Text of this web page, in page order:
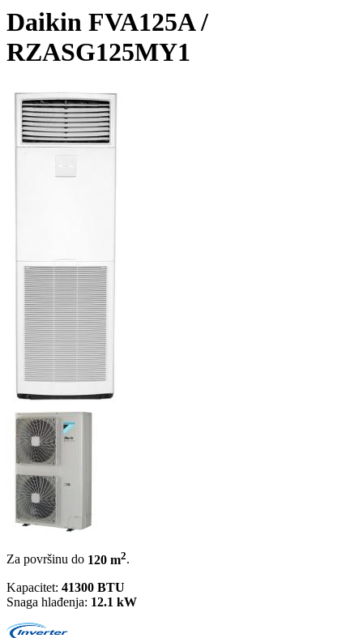
Daikin FVA125A /
RZASG125MY1
Za površinu do 120 m2.
Kapacitet: 41300 BTU
Snaga hlađenja: 12.1 kW